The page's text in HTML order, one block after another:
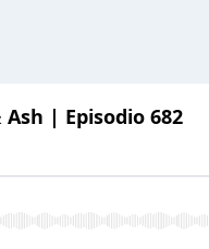
| Episodio 682